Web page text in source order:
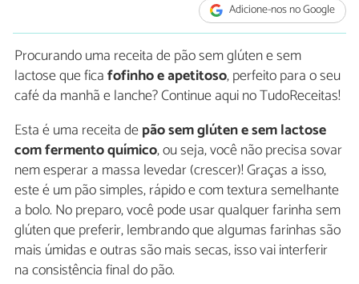
Adicione-nos no Google
Procurando uma receita de pão sem glúten e sem
lactose que ficafofinho e apetitoso, perfeito para o seu
café da manhã e lanche? Continue aqui no TudoReceitas!
Esta é uma receita depão sem glúten e sem lactose
com fermento químico, ou seja, você não precisa sovar
nem esperar a massa levedar (crescer)! Graças a isso,
este é um pão simples, rápido e com textura semelhante
a bolo. No preparo, você pode usar qualquer farinha sem
glúten que preferir, lembrando que algumas farinhas são
mais úmidas e outras são mais secas, isso vai interferir
na consistência final do pão.